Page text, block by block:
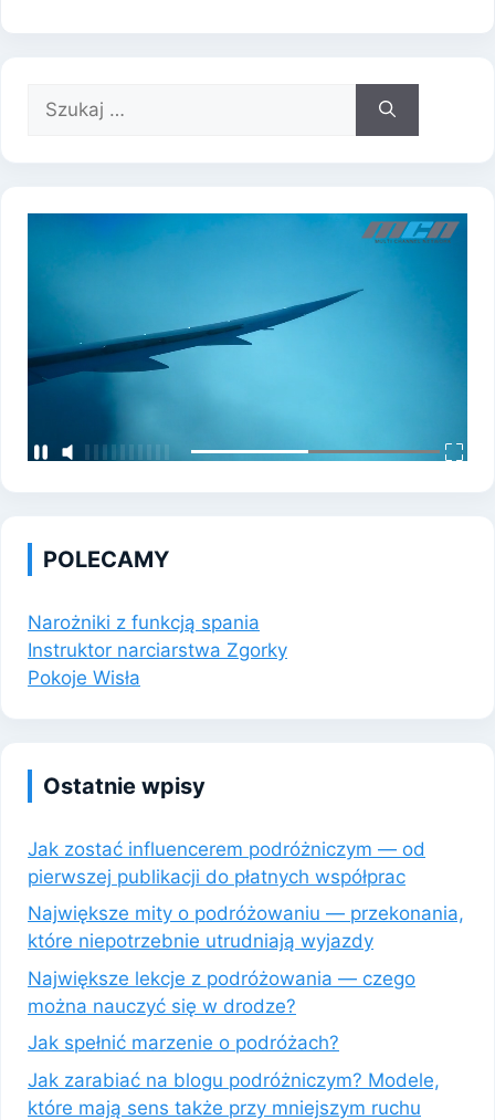
Szukaj:
POLECAMY
Narożniki z funkcją spania
Instruktor narciarstwa Zgorky
Pokoje Wisła
Ostatnie wpisy
Jak zostać influencerem podróżniczym — od
pierwszej publikacji do płatnych współprac
Największe mity o podróżowaniu — przekonania,
które niepotrzebnie utrudniają wyjazdy
Największe lekcje z podróżowania — czego
można nauczyć się w drodze?
Jak spełnić marzenie o podróżach?
Jak zarabiać na blogu podróżniczym? Modele,
które mają sens także przy mniejszym ruchu